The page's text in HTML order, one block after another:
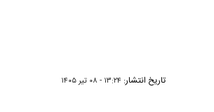
تاریخ انتشار: ۱۳:۲۴ - ۰۸ تير ۱۴۰۵